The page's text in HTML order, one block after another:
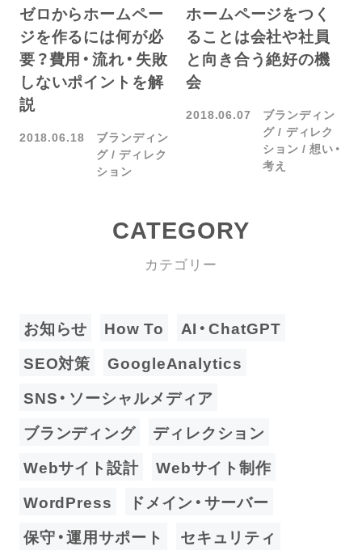
ゼロからホームペー
ジを作るには何が必
要？費用・流れ・失敗
しないポイントを解
説
2018.06.18
ブランディン
グ
ディレク
ション
ホームページをつく
ることは会社や社員
と向き合う絶好の機
会
2018.06.07
ブランディン
グ
ディレク
ション
想い・
考え
CATEGORY
カテゴリー
お知らせ How To
AI・ChatGPT
SEO対策
GoogleAnalytics
SNS・ソーシャルメディア
ブランディング
ディレクション
Webサイト設計
Webサイト制作
WordPress
ドメイン・サーバー
保守・運用サポート
セキュリティ